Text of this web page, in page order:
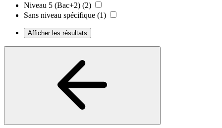
Niveau 5 (Bac+2) (2)
Sans niveau spécifique (1)
Afficher les résultats